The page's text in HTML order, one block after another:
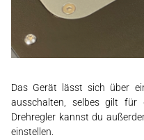
Das Gerät lässt sich über
ausschalten, selbes gilt für
Drehregler kannst du
einstellen.